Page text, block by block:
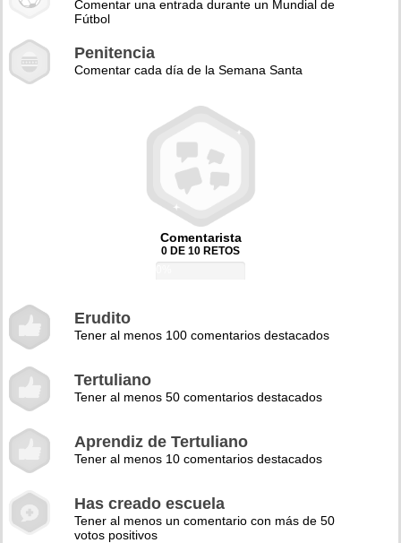
Comentar una entrada durante un Mundial de
Fútbol
Penitencia
Comentar cada día de la Semana Santa
Comentarista
0 DE 10 RETOS
Erudito
Tener al menos 100 comentarios destacados
Tertuliano
Tener al menos 50 comentarios destacados
Aprendiz de Tertuliano
Tener al menos 10 comentarios destacados
Has creado escuela
Tener al menos un comentario con más de 50
votos positivos